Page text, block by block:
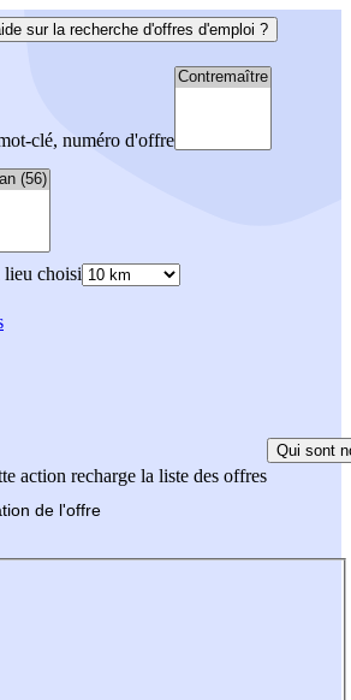
sur la recherche d'offres d'emploi ?
clé, numéro d'offre
lieu choisi
action recharge la liste des offres
Qui sont
de l'offre